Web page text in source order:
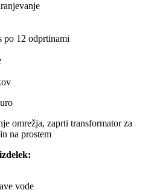
po 12 odprtinami
omrežja, zaprti transformator za
na prostem
vode